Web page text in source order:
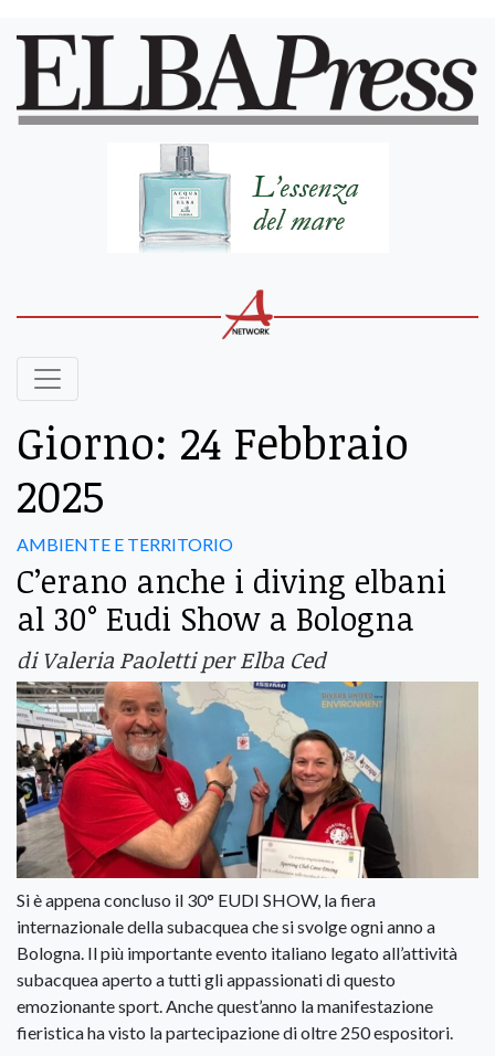
Giorno: 24 Febbraio
2025
AMBIENTE E TERRITORIO
C’erano anche i diving elbani
al 30° Eudi Show a Bologna
di Valeria Paoletti per Elba Ced
Si è appena concluso il 30° EUDI SHOW, la fiera
internazionale della subacquea che si svolge ogni anno a
Bologna. Il più importante evento italiano legato all’attività
subacquea aperto a tutti gli appassionati di questo
emozionante sport. Anche quest’anno la manifestazione
fieristica ha visto la partecipazione di oltre 250 espositori.